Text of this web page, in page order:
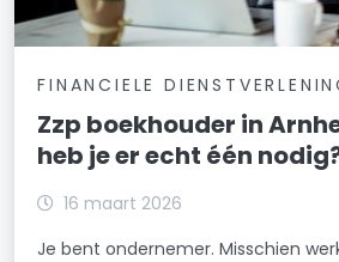
FINANCIELE
Zzp boekhouder in
heb je er echt één
16 maart 2026
Je bent ondernemer. Misschien